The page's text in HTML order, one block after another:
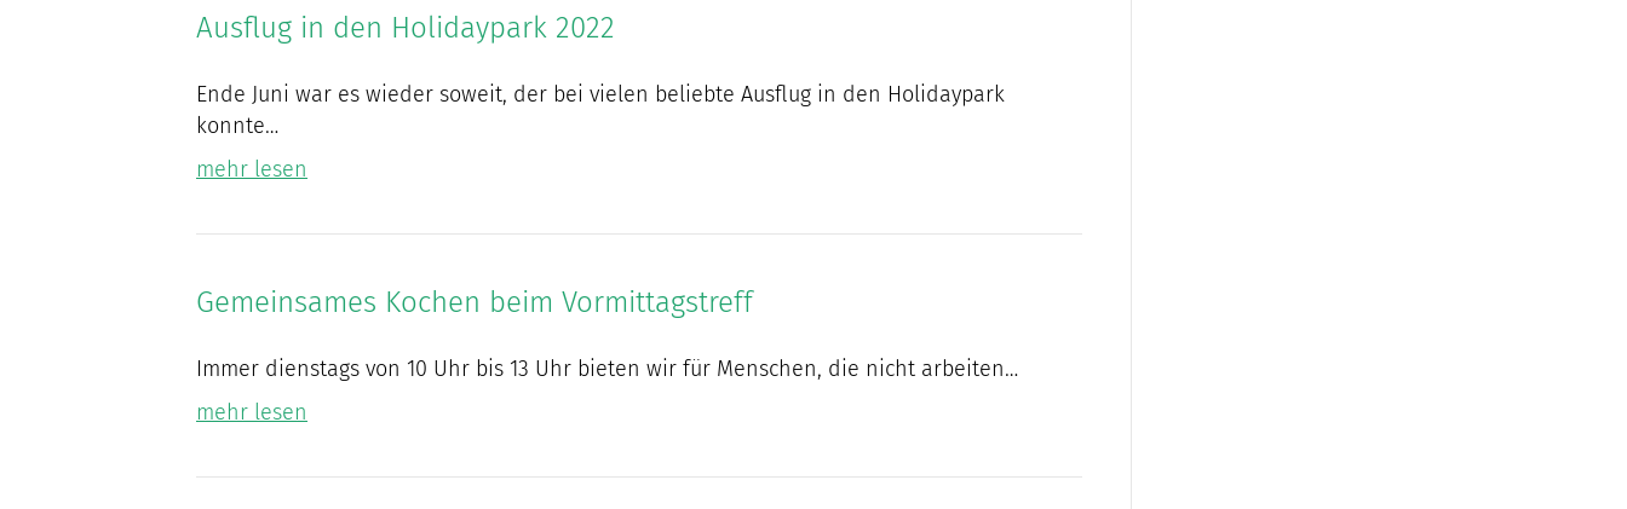
Ausflug in den Holidaypark 2022
Ende Juni war es wieder soweit, der bei vielen beliebte Ausflug in den Holidaypark
konnte…
mehr lesen
Gemeinsames Kochen beim Vormittagstreff
Immer dienstags von 10 Uhr bis 13 Uhr bieten wir für Menschen, die nicht arbeiten…
mehr lesen